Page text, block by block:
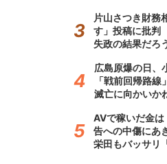
片山さつき財務
す」投稿に批判
失政の結果だろ
広島原爆の日、
「戦前回帰路
滅亡に向かいか
AVで稼いだ金
告への中傷にあ
栄田もバッサリ